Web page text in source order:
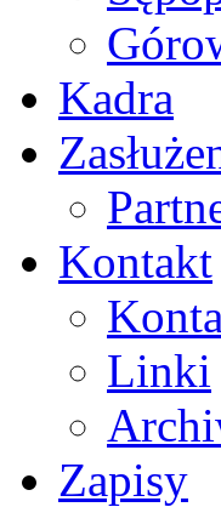
Kadra
Kontakt
Linki
Zapisy